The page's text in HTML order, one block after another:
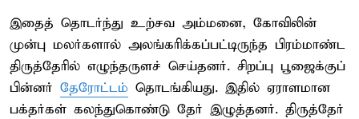
இதைத் தொடர்ந்து உற்சவ அம்மனை, கோவிலின்
முன்பு மலர்களால் அலங்கரிக்கப்பட்டிருந்த பிரம்மாண்ட
திருத்தேரில் எழுந்தருளச் செய்தனர். சிறப்பு பூஜைக்குப்
பின்னர் தேரோட்டம் தொடங்கியது. இதில் ஏராளமான
பக்தர்கள் கலந்துகொண்டு தேர் இழுத்தனர். திருத்தேர்